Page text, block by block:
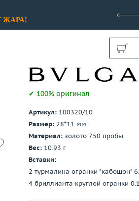
ЖАРА!
Показать все
✔ 100% оригинал
Артикул: 100320/10
Размер: 28*11 мм.
Материал: золото 750 пробы
Вес: 10.93 г
Вставки:
2 турмалина огранки "кабошон"
4 бриллианта круглой огранки